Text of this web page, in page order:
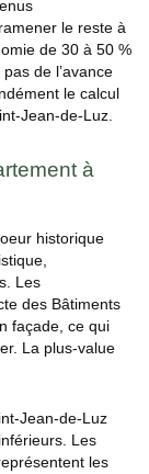
le reste à
de 30 à 50 %
de l’avance
le calcul
Jean-de-Luz.
à
historique
Les
des Bâtiments
façade, ce qui
La plus-value
Jean-de-Luz
Les
les